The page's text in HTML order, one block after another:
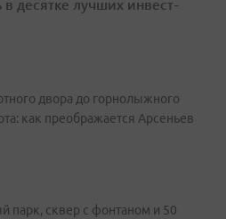
десятке лучших инвест-
двора до горнолыжного
как преображается Арсеньев
парк, сквер с фонтаном и 50